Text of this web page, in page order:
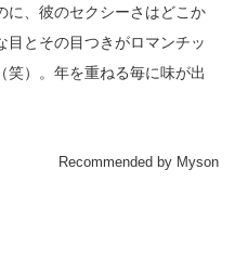
に、彼のセクシーさはどこか
目とその目つきがロマンチッ
笑）。年を重ねる毎に味が出
Recommended by Myson